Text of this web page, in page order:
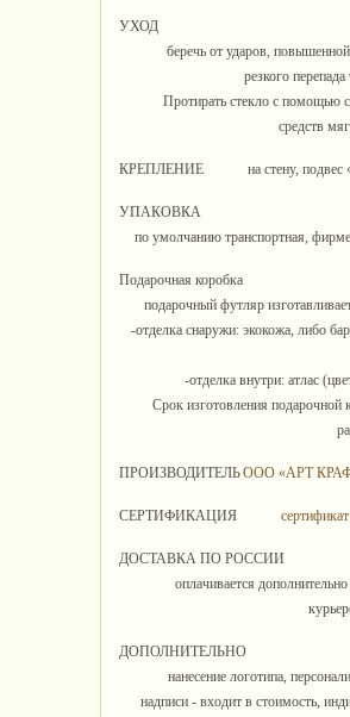
УХОД
беречь от ударов,
резкого
Протирать стекло с помощью
средств
КРЕПЛЕНИЕ на стену, подвес
УПАКОВКА
по умолчанию транспортная,
Подарочная коробка
подарочный футляр
-отделка снаружи: экокожа, либо
-отделка внутри: атлас
Срок изготовления подарочной
ПРОИЗВОДИТЕЛЬООО «АРТ
СЕРТИФИКАЦИЯ
ДОСТАВКА ПО РОССИИ
оплачивается
ДОПОЛНИТЕЛЬНО
нанесение логотипа,
надписи - входит в стоимость,